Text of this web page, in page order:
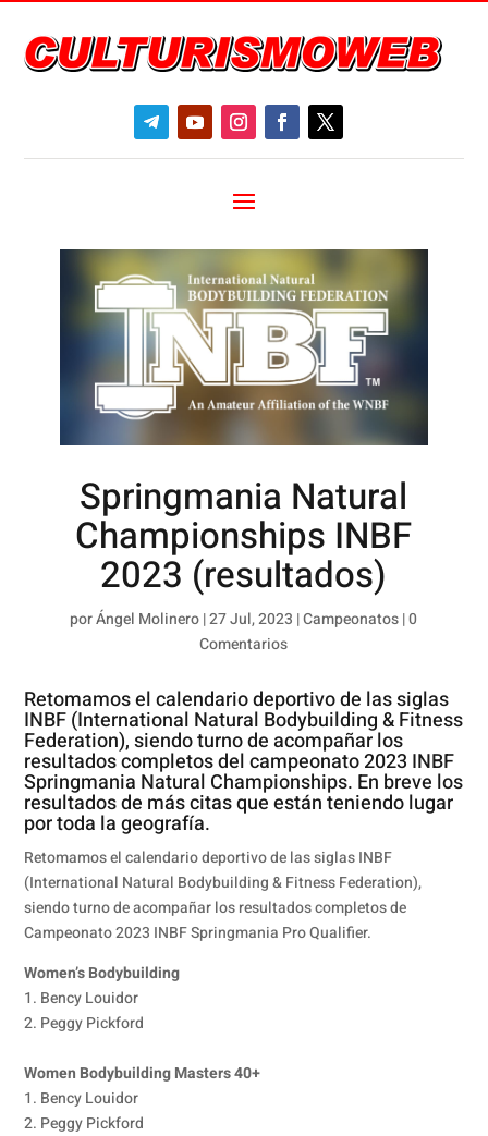
Springmania Natural
Championships INBF
2023 (resultados)
porÁngel Molinero|27 Jul, 2023 |Campeonatos|0
Comentarios
Retomamos el calendario deportivo de las siglas
INBF (International Natural Bodybuilding & Fitness
Federation), siendo turno de acompañar los
resultados completos del campeonato 2023 INBF
Springmania Natural Championships. En breve los
resultados de más citas que están teniendo lugar
por toda la geografía.
Retomamos el calendario deportivo de las siglas INBF
(International Natural Bodybuilding & Fitness Federation),
siendo turno de acompañar los resultados completos de
Campeonato 2023 INBF Springmania Pro Qualifier.
Women’s Bodybuilding
1. Bency Louidor
2. Peggy Pickford
Women Bodybuilding Masters 40+
1. Bency Louidor
2. Peggy Pickford